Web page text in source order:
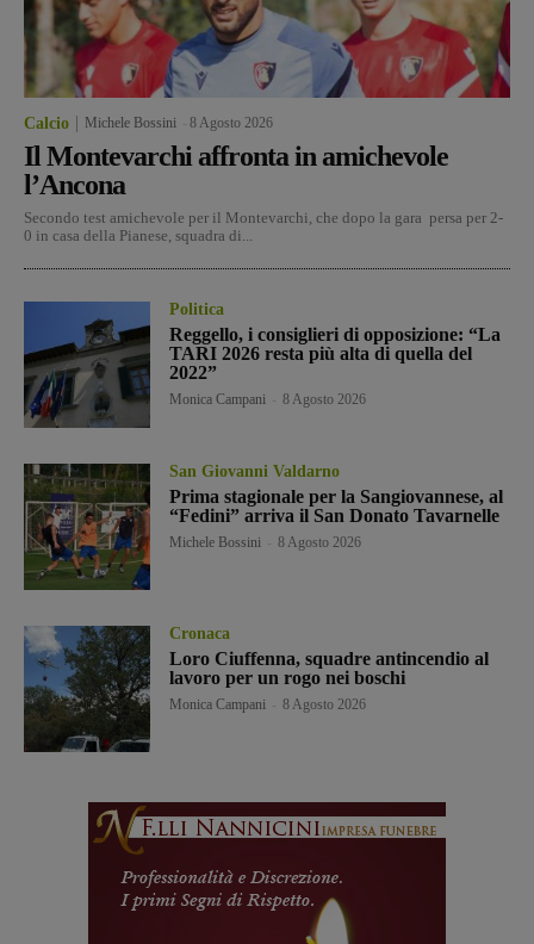
Calcio Michele Bossini 8 Agosto 2026
Il Montevarchi affronta in amichevole
l’Ancona
Secondo test amichevole per il Montevarchi, che dopo la gara persa per 2-
0 in casa della Pianese, squadra di...
Politica
Reggello, i consiglieri di opposizione: “La
TARI 2026 resta più alta di quella del
2022”
Monica Campani 8 Agosto 2026
San Giovanni Valdarno
Prima stagionale per la Sangiovannese, al
“Fedini” arriva il San Donato Tavarnelle
Michele Bossini 8 Agosto 2026
Cronaca
Loro Ciuffenna, squadre antincendio al
lavoro per un rogo nei boschi
Monica Campani 8 Agosto 2026